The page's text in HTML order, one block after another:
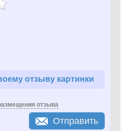
отзыву картинки
отзыва
Отправить